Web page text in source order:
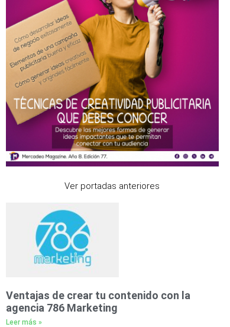
Ver portadas anteriores
Ventajas de crear tu contenido con la
agencia 786 Marketing
Leer más »